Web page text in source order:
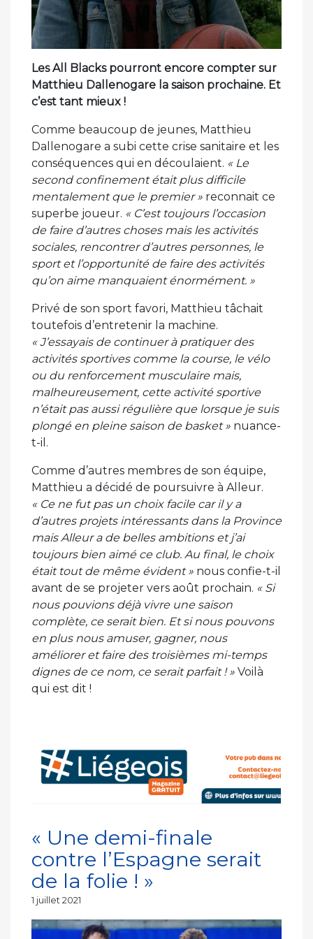
Les All Blacks pourront encore compter sur
Matthieu Dallenogare la saison prochaine. Et
c’est tant mieux !
Comme beaucoup de jeunes, Matthieu
Dallenogare a subi cette crise sanitaire et les
conséquences qui en découlaient. « Le
second confinement était plus difficile
mentalement que le premier » reconnait ce
superbe joueur. « C’est toujours l’occasion
de faire d’autres choses mais les activités
sociales, rencontrer d’autres personnes, le
sport et l’opportunité de faire des activités
qu’on aime manquaient énormément. »
Privé de son sport favori, Matthieu tâchait
toutefois d’entretenir la machine.
« J’essayais de continuer à pratiquer des
activités sportives comme la course, le vélo
ou du renforcement musculaire mais,
malheureusement, cette activité sportive
n’était pas aussi régulière que lorsque je suis
plongé en pleine saison de basket » nuance-
t-il.
Comme d’autres membres de son équipe,
Matthieu a décidé de poursuivre à Alleur.
« Ce ne fut pas un choix facile car il y a
d’autres projets intéressants dans la Province
mais Alleur a de belles ambitions et j’ai
toujours bien aimé ce club. Au final, le choix
était tout de même évident » nous confie-t-il
avant de se projeter vers août prochain. « Si
nous pouvions déjà vivre une saison
complète, ce serait bien. Et si nous pouvons
en plus nous amuser, gagner, nous
améliorer et faire des troisièmes mi-temps
dignes de ce nom, ce serait parfait ! » Voilà
qui est dit !
« Une demi-finale
contre l’Espagne serait
de la folie ! »
Publié
1 juillet 2021